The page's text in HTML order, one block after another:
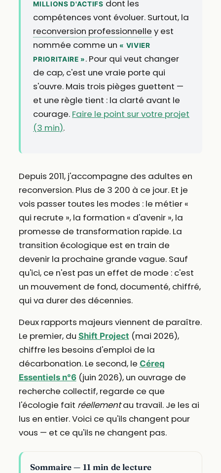
MILLIONS D'ACTIFS dont les
compétences vont évoluer. Surtout, la
reconversion professionnelle y est
nommée comme un « VIVIER
PRIORITAIRE ». Pour qui veut changer
de cap, c'est une vraie porte qui
s'ouvre. Mais trois pièges guettent —
et une règle tient : la clarté avant le
courage. Faire le point sur votre projet
(3 min).
Depuis 2011, j'accompagne des adultes en
reconversion. Plus de 3 200 à ce jour. Et je
vois passer toutes les modes : le métier «
qui recrute », la formation « d'avenir », la
promesse de transformation rapide. La
transition écologique est en train de
devenir la prochaine grande vague. Sauf
qu'ici, ce n'est pas un effet de mode : c'est
un mouvement de fond, documenté, chiffré,
qui va durer des décennies.
Deux rapports majeurs viennent de paraître.
Le premier, du Shift Project (mai 2026),
chiffre les besoins d'emploi de la
décarbonation. Le second, le Céreq
Essentiels n°6(juin 2026), un ouvrage de
recherche collectif, regarde ce que
l'écologie fait réellementau travail. Je les ai
lus en entier. Voici ce qu'ils changent pour
vous — et ce qu'ils ne changent pas.
Sommaire — 11 min de lecture